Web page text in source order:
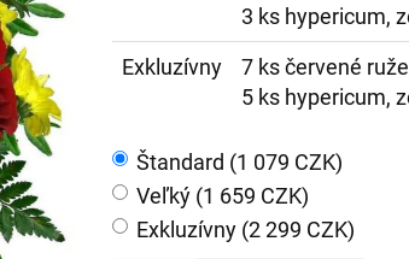
3 ks hypericum,
Exkluzívny
7 ks červené
5 ks hypericum,
Štandard (1 079 CZK)
Veľký (1 659 CZK)
Exkluzívny (2 299 CZK)